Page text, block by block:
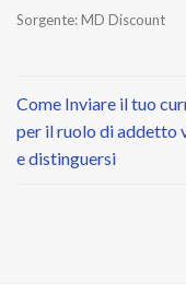
Sorgente: MD Discount
Come Inviare il tuo
per il ruolo di addetto
e distinguersi